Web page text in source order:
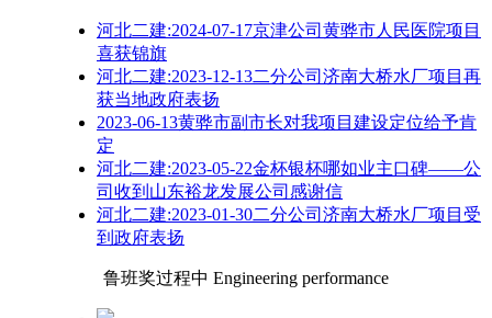
河北二建:2024-07-17京津公司黄骅市人民医院项目
喜获锦旗
河北二建:2023-12-13二分公司济南大桥水厂项目再
获当地政府表扬
2023-06-13黄骅市副市长对我项目建设定位给予肯
定
河北二建:2023-05-22金杯银杯哪如业主口碑——公
司收到山东裕龙发展公司感谢信
河北二建:2023-01-30二分公司济南大桥水厂项目受
到政府表扬
鲁班奖过程中 Engineering performance